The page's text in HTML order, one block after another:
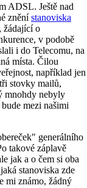
ADSL. Ještě nad
zněnístanoviska
žádající o
v podobě
i do Telecomu, na
místa. Čilou
například jen
stovky mailů,
mnohdy nebyly
mezi našimi
generálního
takové záplavě
jak a o čem si oba
stanoviska zde
mi známo, žádný